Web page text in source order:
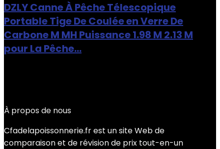
DZLY Canne À Pêche Télescopique
Portable Tige De Coulée en Verre De
Carbone M MH Puissance 1.98 M 2.13 M
pour La Pêche…
À propos de nous
Cfadelapoissonnerie.fr est un site Web de
comparaison et de révision de prix tout-en-un